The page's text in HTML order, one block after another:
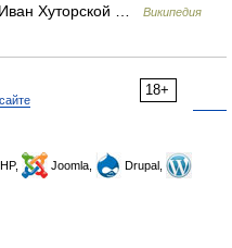
Хуторской … Википедия
18+
Joomla,
Drupal,